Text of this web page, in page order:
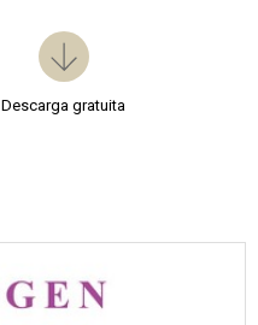
Descarga gratuita